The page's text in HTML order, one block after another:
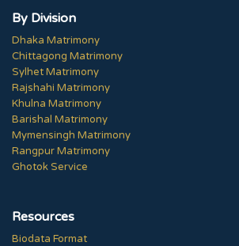
By Division
Dhaka Matrimony
Chittagong Matrimony
Sylhet Matrimony
Rajshahi Matrimony
Khulna Matrimony
Barishal Matrimony
Mymensingh Matrimony
Rangpur Matrimony
Ghotok Service
Resources
Biodata Format